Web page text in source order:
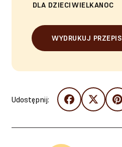
DLA DZIECIWIELKANOC
WYDRUKUJ PRZEPIS
Udostępnij: